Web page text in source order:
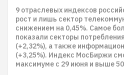
9 отраслевых индексов
рост и лишь сектор
снижением на 0,45%. Самое
показали секторы
(+2,32%), а также
(+3,25%). Индекс МосБиржи
максимуме с 29 июня и выше